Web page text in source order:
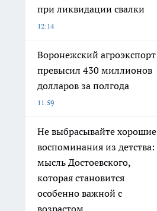
при ликвидации свалки
12:14
Воронежский агроэкспорт
превысил 430 миллионов
долларов за полгода
11:59
Не выбрасывайте хорошие
воспоминания из детства:
мысль Достоевского,
которая становится
особенно важной с
возрастом